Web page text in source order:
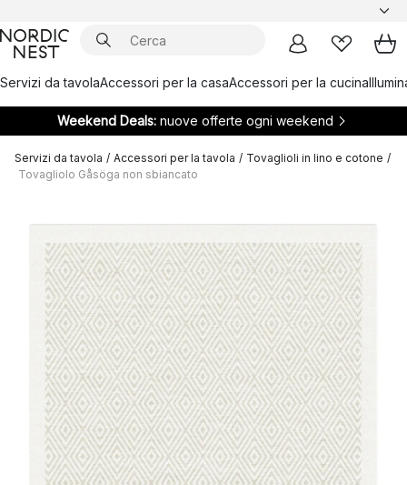
Servizi da tavolaAccessori per la casaAccessori per la cucina
Weekend Deals: nuove offerte ogni weekend
Servizi da tavola / Accessori per la tavola / Tovaglioli in lino e cotone /
Tovagliolo Gåsöga non sbiancato